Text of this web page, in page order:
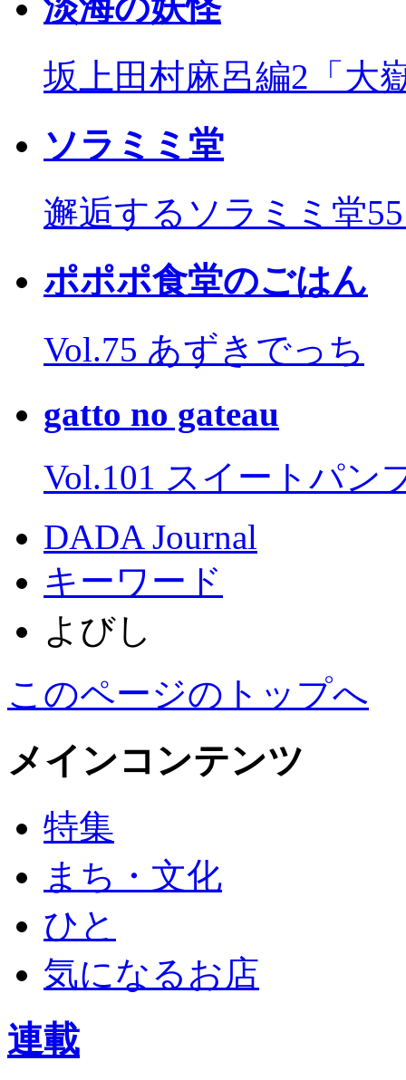
淡海の妖怪
坂上田村麻呂編2「大
ソラミミ堂
邂逅するソラミミ堂
ポポポ食堂のごはん
Vol.75 あずきでっち
gatto no gateau
Vol.101 スイートパン
DADA Journal
キーワード
よびし
このページのトップへ
メインコンテンツ
特集
まち・文化
ひと
気になるお店
連載